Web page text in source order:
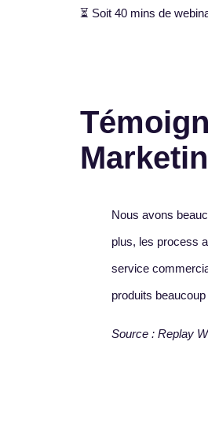
⏳ Soit 40 mins de
Nous avons
plus, les process
service
produits
Source : Replay